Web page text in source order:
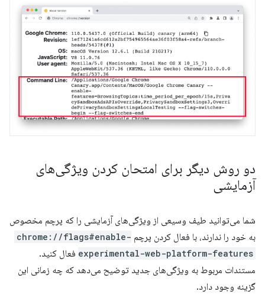
دو روش دیگر برای امتحان کردن ویژگی‌های
آزمایشی
شما می‌توانید طیف وسیعی از ویژگی‌های آزمایشی را که پرچم مخصوص
به خود را ندارند، با فعال کردن پرچم chrome://flags#enable-
experimental-web-platform-features فعال کنید.
مستندات مربوط به ویژگی‌های جدید توضیح می‌دهد که چه زمانی این
گزینه وجود دارد.